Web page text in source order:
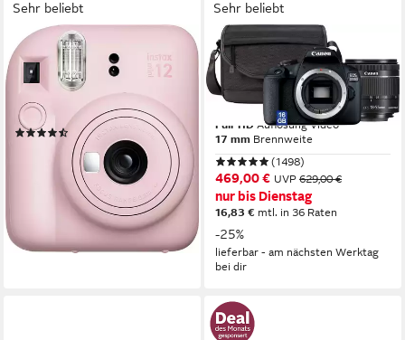
Sehr beliebt
FUJIFILM
Instax Mini 12
Sofortbildkamera
60 mm
Brennweite
(37)
ab 74,87 € UVP89,99 €
lieferbar - am nächsten Werktag
Sehr beliebt
CANON
EOS 2000D Kit
Spiegelreflexkamera
Auflösung Foto
Full-HD Auflösung Video
17 mm Brennweite
(1498)
469,00 € UVP 629,00 €
nur bis Dienstag
16,83 € mtl. in 36 Raten
-25%
lieferbar - am nächsten Werktag
bei dir